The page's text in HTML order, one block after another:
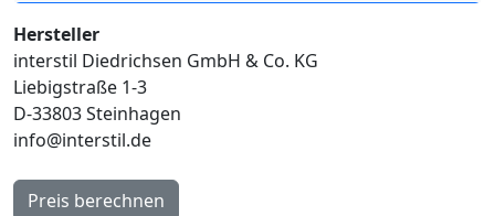
Hersteller
interstil Diedrichsen GmbH & Co. KG
Liebigstraße 1-3
D-33803 Steinhagen
info@interstil.de
Preis berechnen